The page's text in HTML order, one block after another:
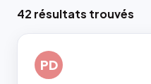
42 résultats trouvés
PD